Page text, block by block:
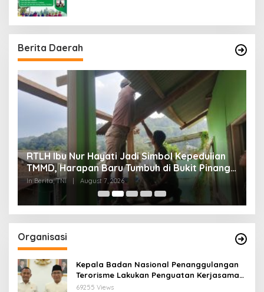
Berita Daerah
RTLH Ibu Nur Hayati Jadi Simbol Kepedulian
TMMD, Harapan Baru Tumbuh di Bukit Pinang
Jaya
In Berita, TNI | August 7, 2026
Organisasi
Kepala Badan Nasional Penanggulangan
Terorisme Lakukan Penguatan Kerjasama
Ketua Pengurus Besar Nahdlatul Ulama
69255 Views